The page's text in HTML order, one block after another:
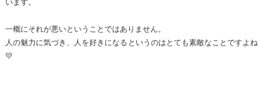
います。
一概にそれが悪いということではありません。
人の魅力に気づき、人を好きになるというのはとても素敵なことですよね
💛